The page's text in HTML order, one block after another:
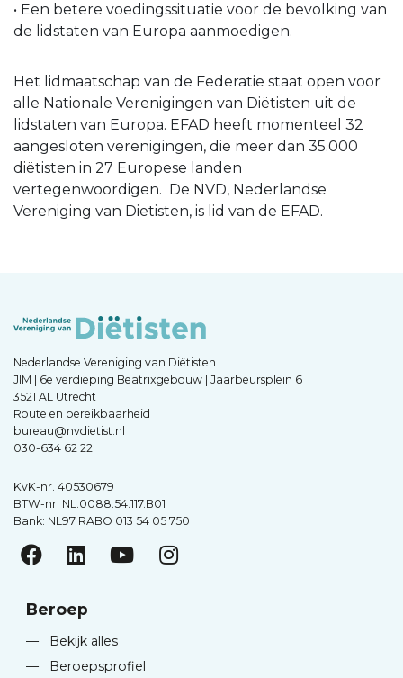
• Een betere voedingssituatie voor de bevolking van
de lidstaten van Europa aanmoedigen.
Het lidmaatschap van de Federatie staat open voor
alle Nationale Verenigingen van Diëtisten uit de
lidstaten van Europa. EFAD heeft momenteel 32
aangesloten verenigingen, die meer dan 35.000
diëtisten in 27 Europese landen
vertegenwoordigen. De NVD, Nederlandse
Vereniging van Dietisten, is lid van de EFAD.
Nederlandse Vereniging van Diëtisten
JIM | 6e verdieping Beatrixgebouw | Jaarbeursplein 6
3521 AL Utrecht
Route en bereikbaarheid
bureau@nvdietist.nl
030-634 62 22
KvK-nr. 40530679
BTW-nr. NL.0088.54.117.B01
Bank: NL97 RABO 013 54 05 750
Beroep
—
Bekijk alles
—
Beroepsprofiel